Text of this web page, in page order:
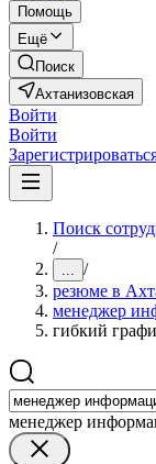
Помощь
Ещё
Поиск
Ахтанизовская
Войти
Войти
Поиск
/
... /
резюме в
менеджер
гибкий
менеджер